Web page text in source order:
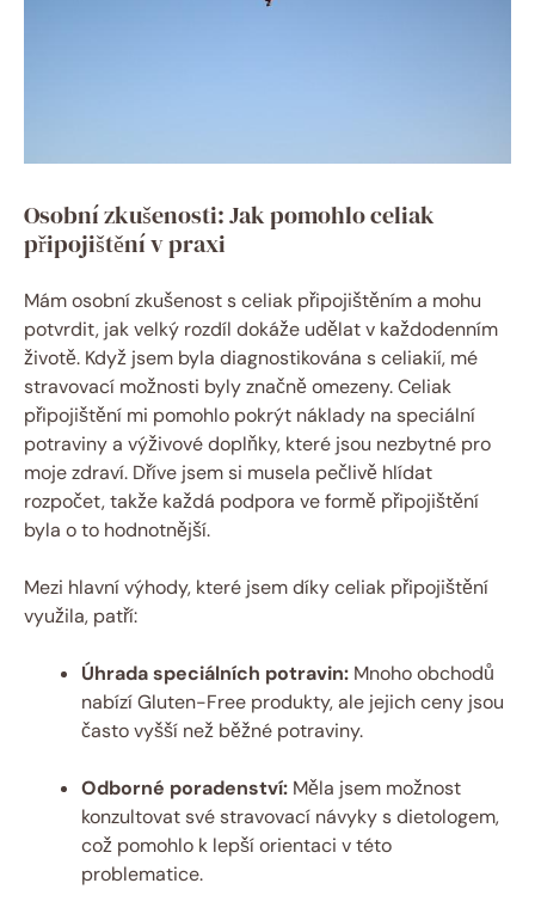
Osobní zkušenosti: Jak pomohlo celiak
připojištění v praxi
Mám osobní zkušenost s celiak připojištěním a mohu
potvrdit, jak velký rozdíl dokáže udělat v každodenním
životě. Když jsem byla diagnostikována s celiakií, mé
stravovací možnosti byly značně omezeny. Celiak
připojištění mi pomohlo pokrýt náklady na speciální
potraviny a výživové doplňky,⁤ které jsou nezbytné pro
moje zdraví. Dříve jsem si musela pečlivě hlídat
rozpočet, takže každá podpora ve formě připojištění
byla o ⁣to hodnotnější.
Mezi hlavní výhody, které ‌jsem‍ díky celiak připojištění
využila, patří:
Úhrada speciálních potravin: Mnoho obchodů
nabízí Gluten-Free produkty, ale jejich ceny⁣ jsou
často vyšší než běžné potraviny.
Odborné poradenství: Měla jsem možnost
konzultovat‍ své stravovací návyky s dietologem,
což pomohlo k lepší orientaci⁤ v této
⁤problematice.